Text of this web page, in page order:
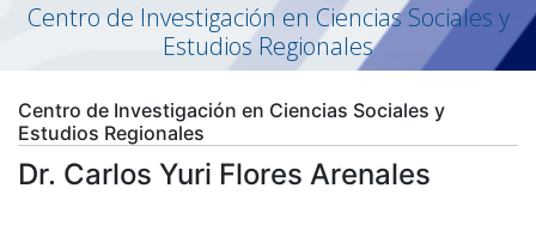
Centro de Investigación en Ciencias Sociales y
Estudios Regionales
Centro de Investigación en Ciencias Sociales y
Estudios Regionales
Dr. Carlos Yuri Flores Arenales